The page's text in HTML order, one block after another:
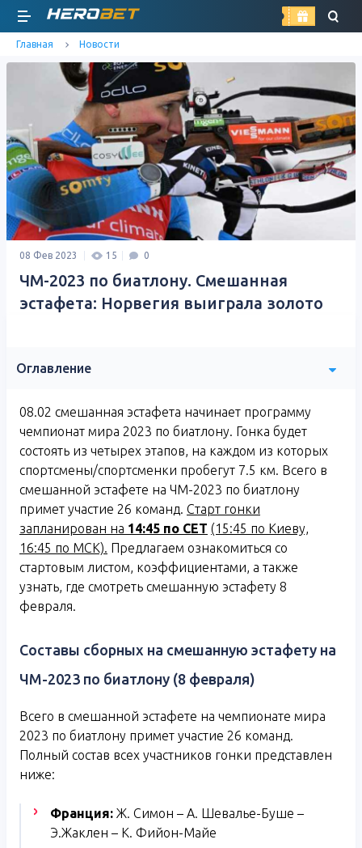
найти
Главная Новости
08 Фев 2023 15 0
ЧМ-2023 по биатлону. Смешанная
эстафета: Норвегия выиграла золото
Оглавление
08.02 смешанная эстафета начинает программу
чемпионат мира 2023 по биатлону. Гонка будет
состоять из четырех этапов, на каждом из которых
спортсмены/спортсменки пробегут 7.5 км. Всего в
смешанной эстафете на ЧМ-2023 по биатлону
примет участие 26 команд. Старт гонки
запланирован на 14:45 по CET (15:45 по Киеву,
16:45 по МСК). Предлагаем ознакомиться со
стартовым листом, коэффициентами, а также
узнать, где смотреть смешанную эстафету 8
февраля.
Составы сборных на смешанную эстафету на
ЧМ-2023 по биатлону (8 февраля)
Всего в смешанной эстафете на чемпионате мира
2023 по биатлону примет участие 26 команд.
Полный состав всех участников гонки представлен
ниже:
Франция: Ж. Симон – А. Шевалье-Буше –
Э.Жаклен – К. Фийон-Майе